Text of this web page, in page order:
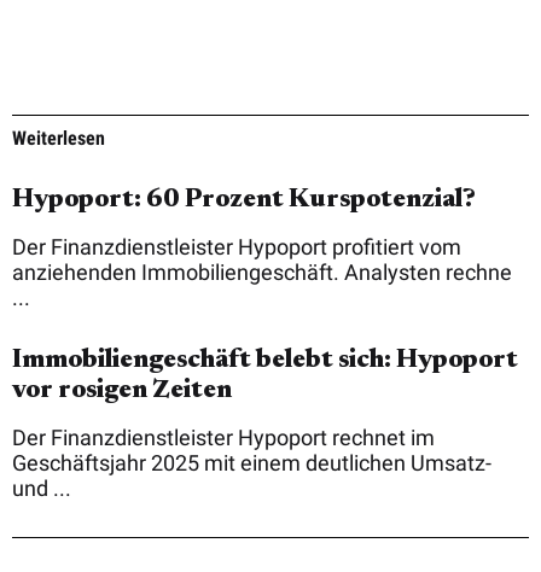
Weiterlesen
Hypoport: 60 Prozent Kurspotenzial?
Der Finanzdienstleister Hypoport profitiert vom
anziehenden Immobiliengeschäft. Analysten rechne
...
Immobiliengeschäft belebt sich: Hypoport
vor rosigen Zeiten
Der Finanzdienstleister Hypoport rechnet im
Geschäftsjahr 2025 mit einem deutlichen Umsatz-
und ...